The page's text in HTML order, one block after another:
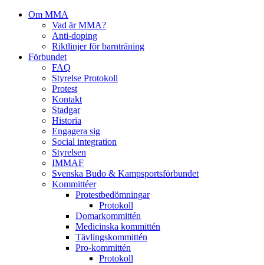
Om MMA
Vad är MMA?
Anti-doping
Riktlinjer för barnträning
Förbundet
FAQ
Styrelse Protokoll
Protest
Kontakt
Stadgar
Historia
Engagera sig
Social integration
Styrelsen
IMMAF
Svenska Budo & Kampsportsförbundet
Kommittéer
Protestbedömningar
Protokoll
Domarkommittén
Medicinska kommittén
Tävlingskommittén
Pro-kommittén
Protokoll